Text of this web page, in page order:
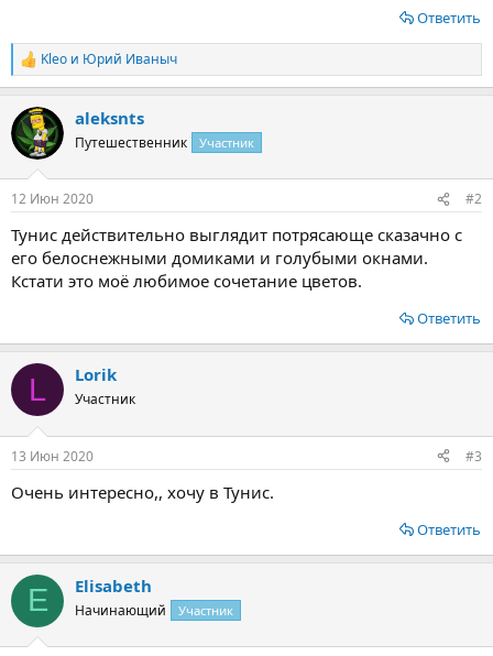
Ответить
Р
е
к
ц
и
Kleo и Юрий Иваныч
aleksnts
Путешественник Участник
12 Июн 2020 #2
Тунис действительно выглядит потрясающе сказачно с
его белоснежными домиками и голубыми окнами.
Кстати это моё любимое сочетание цветов.
Ответить
L Lorik
Участник
13 Июн 2020 #3
Очень интересно,, хочу в Тунис.
Ответить
E Elisabeth
Начинающий Участник